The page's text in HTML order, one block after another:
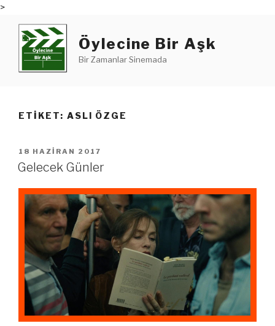
>
İçeriğe
Öylecine Bir Aşk
Bir Zamanlar Sinemada
ETIKET: ASLI ÖZGE
YAYIM
TARIHI
18 HAZIRAN 2017
Gelecek Günler